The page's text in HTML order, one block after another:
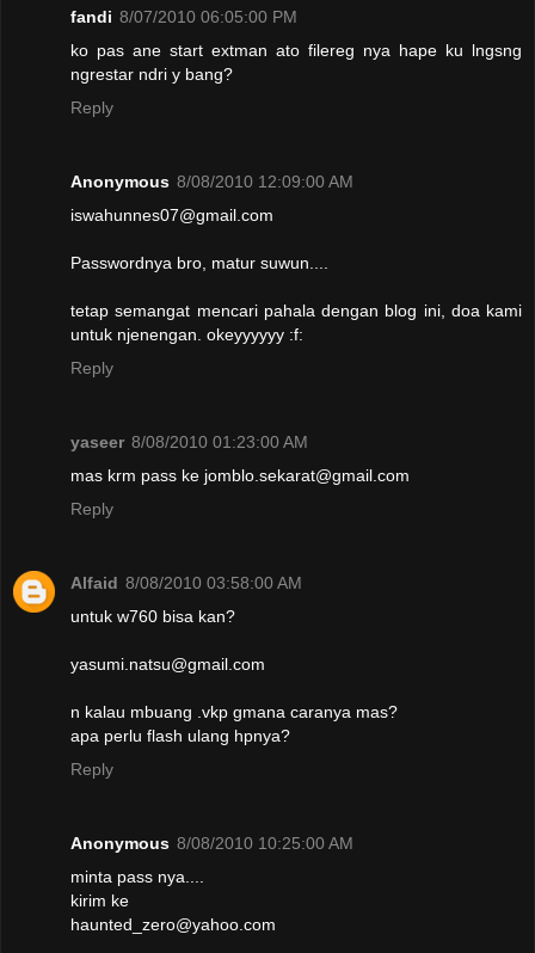
fandi 8/07/2010 06:05:00 PM
ko pas ane start extman ato filereg nya hape ku lngsng
ngrestar ndri y bang?
Reply
Anonymous 8/08/2010 12:09:00 AM
iswahunnes07@gmail.com
Passwordnya bro, matur suwun....
tetap semangat mencari pahala dengan blog ini, doa kami
untuk njenengan. okeyyyyyy :f:
Reply
yaseer 8/08/2010 01:23:00 AM
mas krm pass ke jomblo.sekarat@gmail.com
Reply
Alfaid 8/08/2010 03:58:00 AM
untuk w760 bisa kan?
yasumi.natsu@gmail.com
n kalau mbuang .vkp gmana caranya mas?
apa perlu flash ulang hpnya?
Reply
Anonymous 8/08/2010 10:25:00 AM
minta pass nya....
kirim ke
haunted_zero@yahoo.com